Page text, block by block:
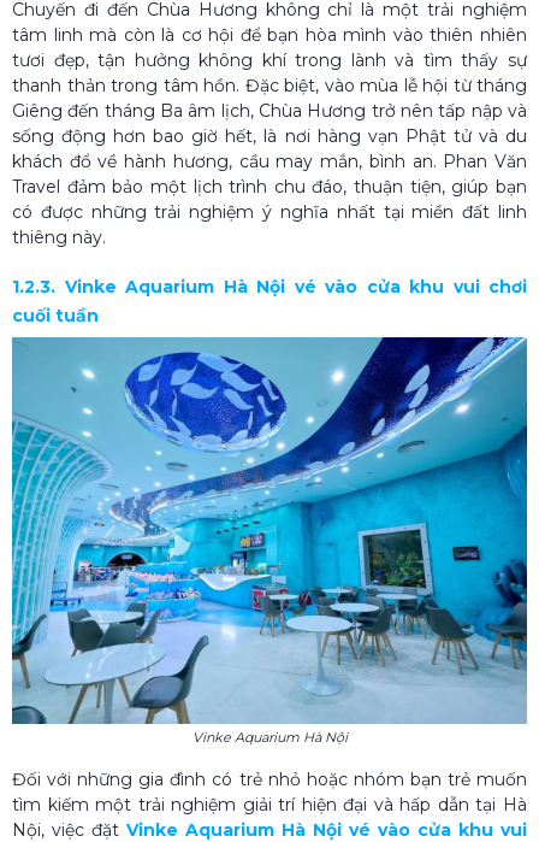
Chuyến đi đến Chùa Hương không chỉ là một trải nghiệm
tâm linh mà còn là cơ hội để bạn hòa mình vào thiên nhiên
tươi đẹp, tận hưởng không khí trong lành và tìm thấy sự
thanh thản trong tâm hồn. Đặc biệt, vào mùa lễ hội từ tháng
Giêng đến tháng Ba âm lịch, Chùa Hương trở nên tấp nập và
sống động hơn bao giờ hết, là nơi hàng vạn Phật tử và du
khách đổ về hành hương, cầu may mắn, bình an. Phan Văn
Travel đảm bảo một lịch trình chu đáo, thuận tiện, giúp bạn
có được những trải nghiệm ý nghĩa nhất tại miền đất linh
thiêng này.
1.2.3. Vinke Aquarium Hà Nội vé vào cửa khu vui chơi
cuối tuần
Vinke Aquarium Hà Nội
Đối với những gia đình có trẻ nhỏ hoặc nhóm bạn trẻ muốn
tìm kiếm một trải nghiệm giải trí hiện đại và hấp dẫn tại Hà
Nội, việc đặt Vinke Aquarium Hà Nội vé vào cửa khu vui